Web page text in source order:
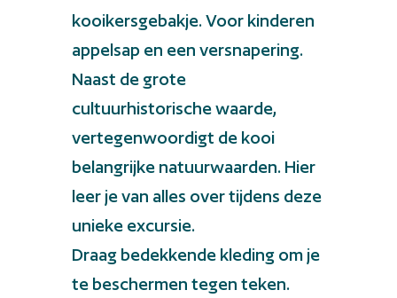
kooikersgebakje. Voor kinderen
appelsap en een versnapering.
Naast de grote
cultuurhistorische waarde,
vertegenwoordigt de kooi
belangrijke natuurwaarden. Hier
leer je van alles over tijdens deze
unieke excursie.
Draag bedekkende kleding om je
te beschermen tegen teken.